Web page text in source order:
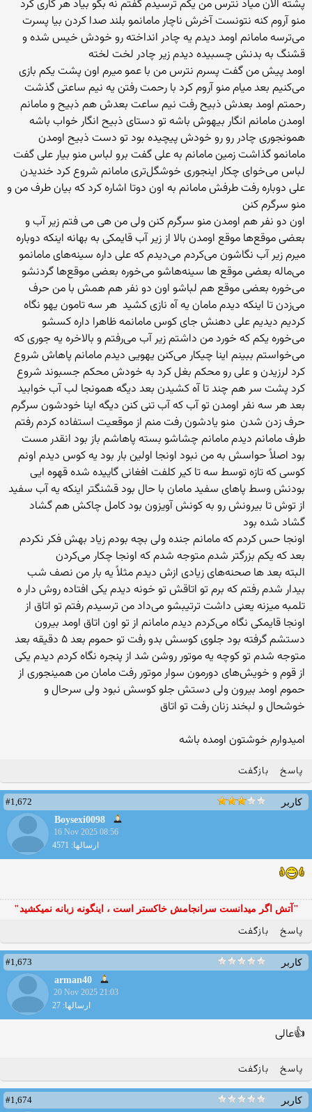
پشته الان میاد نترس من یکم ترسیدم گفتم نه بگو بیاد هر کاری کرد
منو آروم کنه نتونست آخرش ناچار مامانمو بلند صدا کردن بیا پسرت
می‌ترسه مامانم اومد دیدم یه چادر انداخته رو خودش خیس شده و
قشنگ به بدنش چسبیده دیدم زیر چادر لخت لخته
اومد پیش من گفت پسرم نترس من با عمو میرم اون پشت یکم بازی
می‌کنیم بعد میام منو آروم کرد با رحمت رفتن یه نیم ساعتی گذشت
رحمتم اومد بعدش ذبیح رفت نیم ساعت بعدش هم ذبیح و مامانم
اومدن مامانم انگار بیهوش باشه تو دستای ذبیح انگار خواب باشه
همونجوری چادر رو رو خودش پیچیده بود تو دست ذبیح اومدن
مامانمو گذاشت زمین مامانم به علی گفت برو لباس منو بیار علی گفت
لباس می‌خوای چکار اینجوری خوشگل‌تری مامانم شروع کرد خندیدن
علی دوباره رفت طرفش مامانم به اون دوتا اشاره کرد که بیان طرف من و
منو سرگرم کنن
اون دو نفر هم اومدن منو سرگرم کنن ولی من هی می فتم زیر آب و
بعضی موقع‌ها موقع اومدن بالا از زیر آب قایمکی به بهانه اینکه دوباره
میرم زیر آب نگاشون می‌کردم می‌دیدم که علی داره سینه‌های مامانمو
می‌ماله بعضی موقع ها سینه‌هاشو می‌خوره بعضی موقع‌ها گردنشو
می‌خوره بعضی موقع هم لباشو اون دو نفر هم همش با من حرف
می‌زدن تا اینکه دیدم مامان یه آه نازی کشید هر سه تامون یهو نگاه
کردیم دیدیم علی دهنش جای کوس مامانمه ظاهرا داره کسشو
می‌خوره یکم که خورد من داشتم زیر آب می‌رفتم و بالاخره یه جوری که
می‌خواستم ببینم اینا چیکار می‌کنن یهویی دیدم مامانم پاهاش شروع
کرد لرزیدن و علی رو محکم بغل کرد به خودش محکم جسبوند شروع
کرد پشت سر هم چند تا آه کشیدن بعد دیگه همونجا لب آب خوابید
بعد هر سه نفر اومدن تو آب كه آب تنی کنن دیگه اینا خودشون سرگرم
حرف زدن شدن منو یادشون رفت منم از موقعیت استفاده کردم رفتم
طرف مامانم دیدم مامانم چشاشو بسته پاهاشم باز بود انقدر مست
بود اصلاً حواسش به من نبود اونجا اولین بار بود یه کوس دیدم اونم
کوسی که تازه توسط سه تا کیر کلفت افغانی گاییده شده قهوه ایی
بودنش وسط پاهای سفید مامان با حال بود قشنگتر اینکه یه آب سفید
از توش تا بیرونش رو به کونش آویزون بود کامل چاکش هم گشاد
گشاد شده بود
اونجا حس کردم که مامانم جنده ولی بچه بودم زیاد بهش فکر نکردم
بعد که یکم بزرگتر شدم متوجه شدم که اونجا چکار می‌کردن
البته بعد ها صحنه‌های زیادی ازش دیدم مثلاً یه بار من نصف شب
بیدار شدم رفتم که برم تو اتاقش تو خونه دیدم یکی افتاده روش دار ه
تلمبه میزنه یعنی داشت ترتیبشو می‌داد من ترسیدم رفتم تو اتاق از
اونجا قایمکی نگاه می‌کردم دیدم مامانم از تو اون اتاق اومد بیرون
دستشم گرفته بود جلوی کوسش بدو رفت تو حموم بعد ۵ دقیقه بعد
متوجه شدم تو کوچه یه موتور روشن شد از پنجره نگاه کردم دیدم یکی
از قوم و خویش‌های دورمون سوار موتور رفت مامان من همینجوری از
حموم اومد بیرون ولی دستش جلو کوسش نبود ولی سرحال و
خوشحال و لبخند زنان رفت تو اتاق
امیدوارم خوشتون اومده باشه
پاسخ بازگفت
کاربر
#1,672
Boysexi0098
16 Nov 2025 08:56
ارسالها: 4571
"آتش اگر ميدانست سرانجامش خاكستر است ، اينگونه زبانه نميكشيد"
پاسخ بازگفت
کاربر
#1,673
arman40
20 Nov 2025 21:03
ارسالها: 27
👍عالی
پاسخ بازگفت
کاربر #1,674